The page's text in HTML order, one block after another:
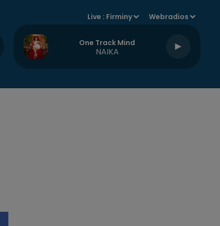
Live : Firminy Webradios
One Track Mind
NAIKA